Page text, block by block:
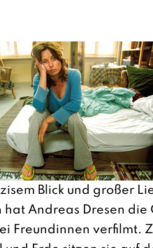
Blick und großer
hat Andreas Dresen die
Freundinnen verfilmt.